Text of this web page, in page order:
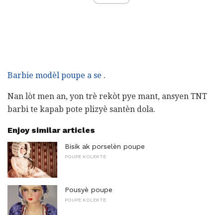
Barbie modèl poupe a se .
Nan lòt men an, yon trè rekòt pye mant, ansyen TNT
barbi te kapab pote plizyè santèn dola.
Enjoy similar articles
Bisik ak porselèn poupe
POUPE KOLEKTE
Pousyè poupe
POUPE KOLEKTE